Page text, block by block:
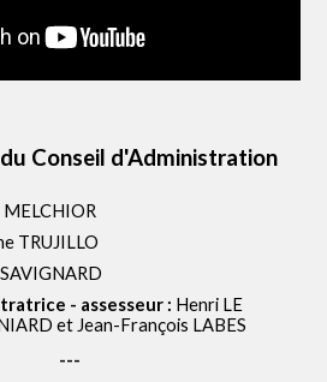
Conseil d'Administration
MELCHIOR
TRUJILLO
- assesseur : Henri LE
et Jean-François LABES
---